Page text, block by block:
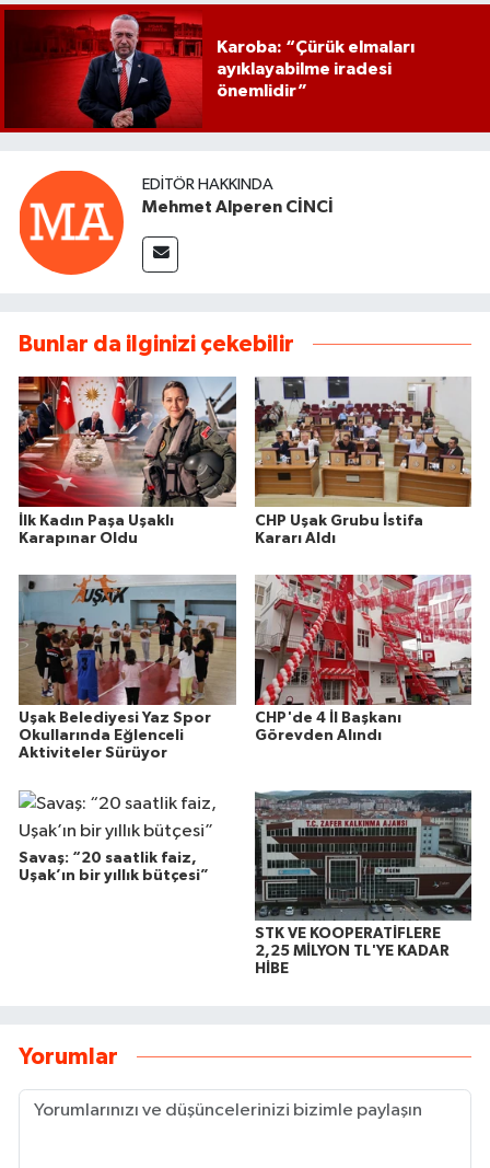
Karoba: “Çürük elmaları
ayıklayabilme iradesi
önemlidir”
EDITÖR HAKKINDA
Mehmet Alperen CİNCİ
Bunlar da ilginizi çekebilir
İlk Kadın Paşa Uşaklı
Karapınar Oldu
CHP Uşak Grubu İstifa
Kararı Aldı
Uşak Belediyesi Yaz Spor
Okullarında Eğlenceli
Aktiviteler Sürüyor
CHP'de 4 İl Başkanı
Görevden Alındı
Savaş: “20 saatlik faiz,
Uşak’ın bir yıllık bütçesi”
STK VE KOOPERATİFLERE
2,25 MİLYON TL'YE KADAR
HİBE
Yorumlar